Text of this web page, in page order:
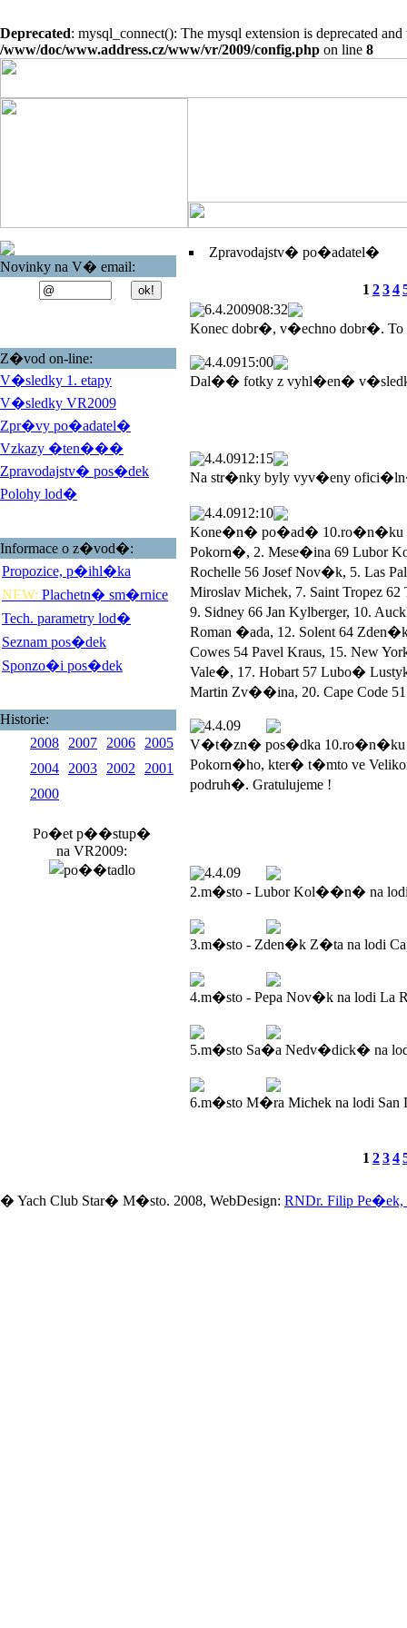
Deprecated: mysql_connect(): The mysql extension is deprecated
/www/doc/www.address.cz/www/vr/2009/config.php on line 8
Novinky na V� email:
Z�vod on-line:
V�sledky 1. etapy
V�sledky VR2009
Zpr�vy po�adatel�
Vzkazy �ten���
Zpravodajstv� pos�dek
Polohy lod�
Informace o z�vod�:
Propozice, p�ihl�ka
NEW: Plachetn� sm�rnice
Tech. parametry lod�
Seznam pos�dek
Sponzo�i pos�dek
Historie:
2008
2007 2006
2005
2004
2003 2002
2001
2000
Po�et p��stup�
na VR2009:
Zpravodajstv� po�adatel�
1 234
6.4.200908:32
Konec dobr�, v�echno dobr�.
4.4.0915:00
Dal�� fotky z vyhl�en�
4.4.0912:15
Na str�nky byly vyv�eny
4.4.0912:10
Kone�n� po�ad� 10.ro�n�ku
Pokorn�, 2. Mese�ina 69 Lubor
Rochelle 56 Josef Nov�k, 5. Las
Miroslav Michek, 7. Saint Tropez
9. Sidney 66 Jan Kylberger, 10.
Roman �ada, 12. Solent 64
Cowes 54 Pavel Kraus, 15. New
Vale�, 17. Hobart 57 Lubo�
Martin Zv��ina, 20. Cape Code 51
4.4.09
V�t�zn� pos�dka 10.ro�n�ku
Pokorn�ho, kter� t�mto ve
podruh�. Gratulujeme !
4.4.09
2.m�sto - Lubor Kol��n� na
3.m�sto - Zden�k Z�ta na lodi
4.m�sto - Pepa Nov�k na lodi La
5.m�sto Sa�a Nedv�dick� na
6.m�sto M�ra Michek na lodi San
1 234
� Yach Club Star� M�sto. 2008, WebDesign: RNDr. Filip Pe�ek,